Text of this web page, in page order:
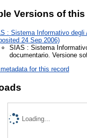
Versions of this
: Sistema Informativo degli
24 Sep 2006)
SIAS : Sistema
documentario. Versione
for this record
Loading...